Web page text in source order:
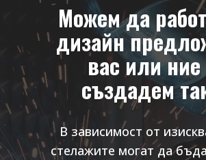
Можем да
дизайн
вас или
създадем
В зависимост от
стелажите могат да